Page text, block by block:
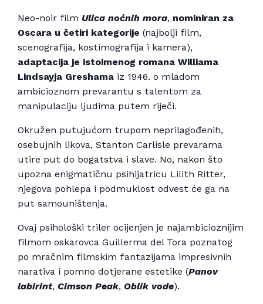
Neo-noir film Ulica noćnih mora, nominiran za
Oscara u četiri kategorije (najbolji film,
scenografija, kostimografija i kamera),
adaptacija je istoimenog romana Williama
Lindsayja Greshama iz 1946. o mladom
ambicioznom prevarantu s talentom za
manipulaciju ljudima putem riječi.
Okružen putujućom trupom neprilagođenih,
osebujnih likova, Stanton Carlisle prevarama
utire put do bogatstva i slave. No, nakon što
upozna enigmatičnu psihijatricu Lilith Ritter,
njegova pohlepa i podmuklost odvest će ga na
put samouništenja.
Ovaj psihološki triler ocijenjen je najambicioznijim
filmom oskarovca Guillerma del Tora poznatog
po mračnim filmskim fantazijama impresivnih
narativa i pomno dotjerane estetike (Panov
labirint, Cimson Peak, Oblik vode).